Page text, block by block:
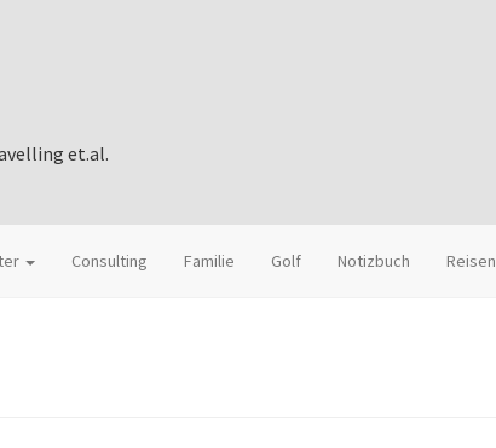
et.al.
Consulting Familie Golf Notizbuch Reisen